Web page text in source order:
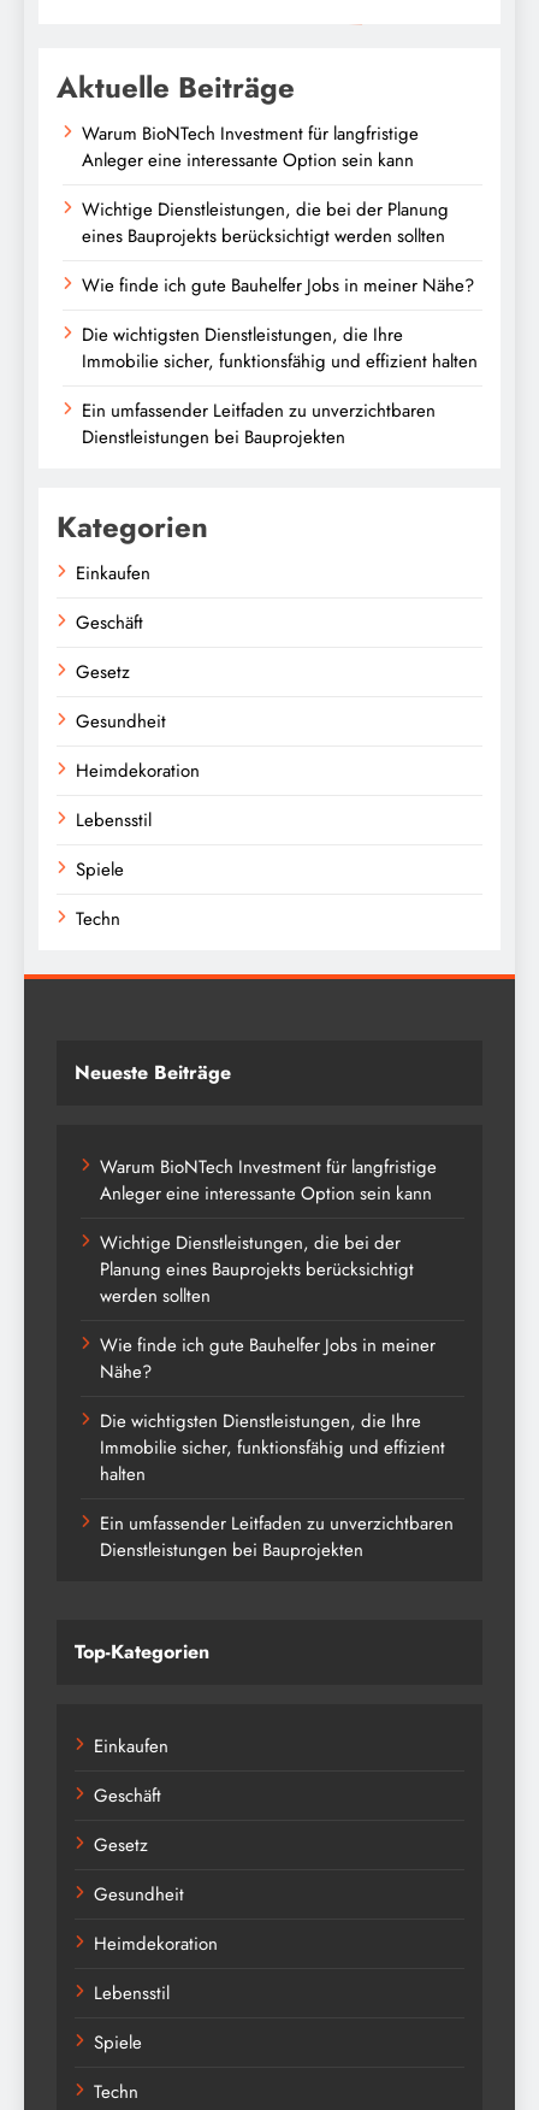
Aktuelle Beiträge
Warum BioNTech Investment für langfristige
Anleger eine interessante Option sein kann
Wichtige Dienstleistungen, die bei der Planung
eines Bauprojekts berücksichtigt werden sollten
Wie finde ich gute Bauhelfer Jobs in meiner Nähe?
Die wichtigsten Dienstleistungen, die Ihre
Immobilie sicher, funktionsfähig und effizient halten
Ein umfassender Leitfaden zu unverzichtbaren
Dienstleistungen bei Bauprojekten
Kategorien
Einkaufen
Geschäft
Gesetz
Gesundheit
Heimdekoration
Lebensstil
Spiele
Techn
Neueste Beiträge
Warum BioNTech Investment für langfristige
Anleger eine interessante Option sein kann
Wichtige Dienstleistungen, die bei der
Planung eines Bauprojekts berücksichtigt
werden sollten
Wie finde ich gute Bauhelfer Jobs in meiner
Nähe?
Die wichtigsten Dienstleistungen, die Ihre
Immobilie sicher, funktionsfähig und effizient
halten
Ein umfassender Leitfaden zu unverzichtbaren
Dienstleistungen bei Bauprojekten
Top-Kategorien
Einkaufen
Geschäft
Gesetz
Gesundheit
Heimdekoration
Lebensstil
Spiele
Techn